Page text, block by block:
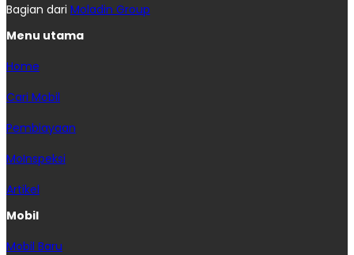
Bagian dari Moladin Group
Menu utama
Home
Cari Mobil
Pembiayaan
MoInspeksi
Artikel
Mobil
Mobil Baru